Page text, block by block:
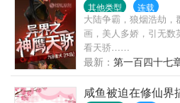
其他类型 连载
大陆争霸，狼烟浩劫
画，美人多娇，引无
看天骄……
最新： 第一百四十七
咸鱼被迫在修仙界